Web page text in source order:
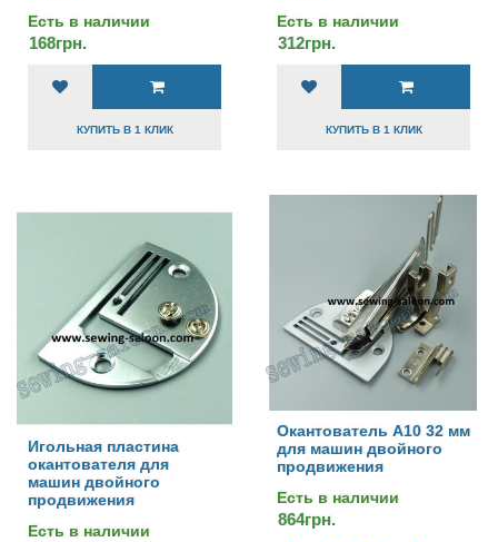
Есть в наличии
168грн.
КУПИТЬ В 1 КЛИК
Есть в наличии
312грн.
КУПИТЬ В 1 КЛИК
Игольная пластина
окантователя для
машин двойного
продвижения
Есть в наличии
Окантователь А10 32 мм
для машин двойного
продвижения
Есть в наличии
864грн.